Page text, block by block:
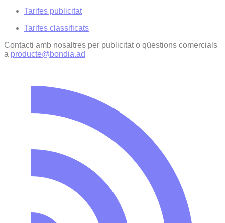
Tarifes publicitat
Tarifes classificats
Contacti amb nosaltres per publicitat o qüestions comercials
a producte@bondia.ad